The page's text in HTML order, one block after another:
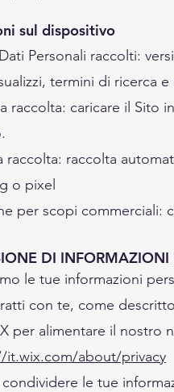
sul dispositivo
Personali raccolti:
termini di ricerca
raccolta: caricare il Sito
raccolta: raccolta
o pixel
per scopi commerciali:
DI INFORMAZIONI
le tue informazioni
con te, come
per alimentare il nostro
it.wix.com/about/privacy
le tue